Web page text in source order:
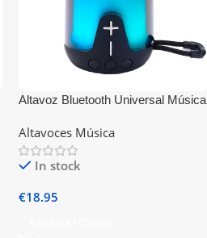
Altavoz Bluetooth Universal Música
Altavoces Música
In stock
€18.95